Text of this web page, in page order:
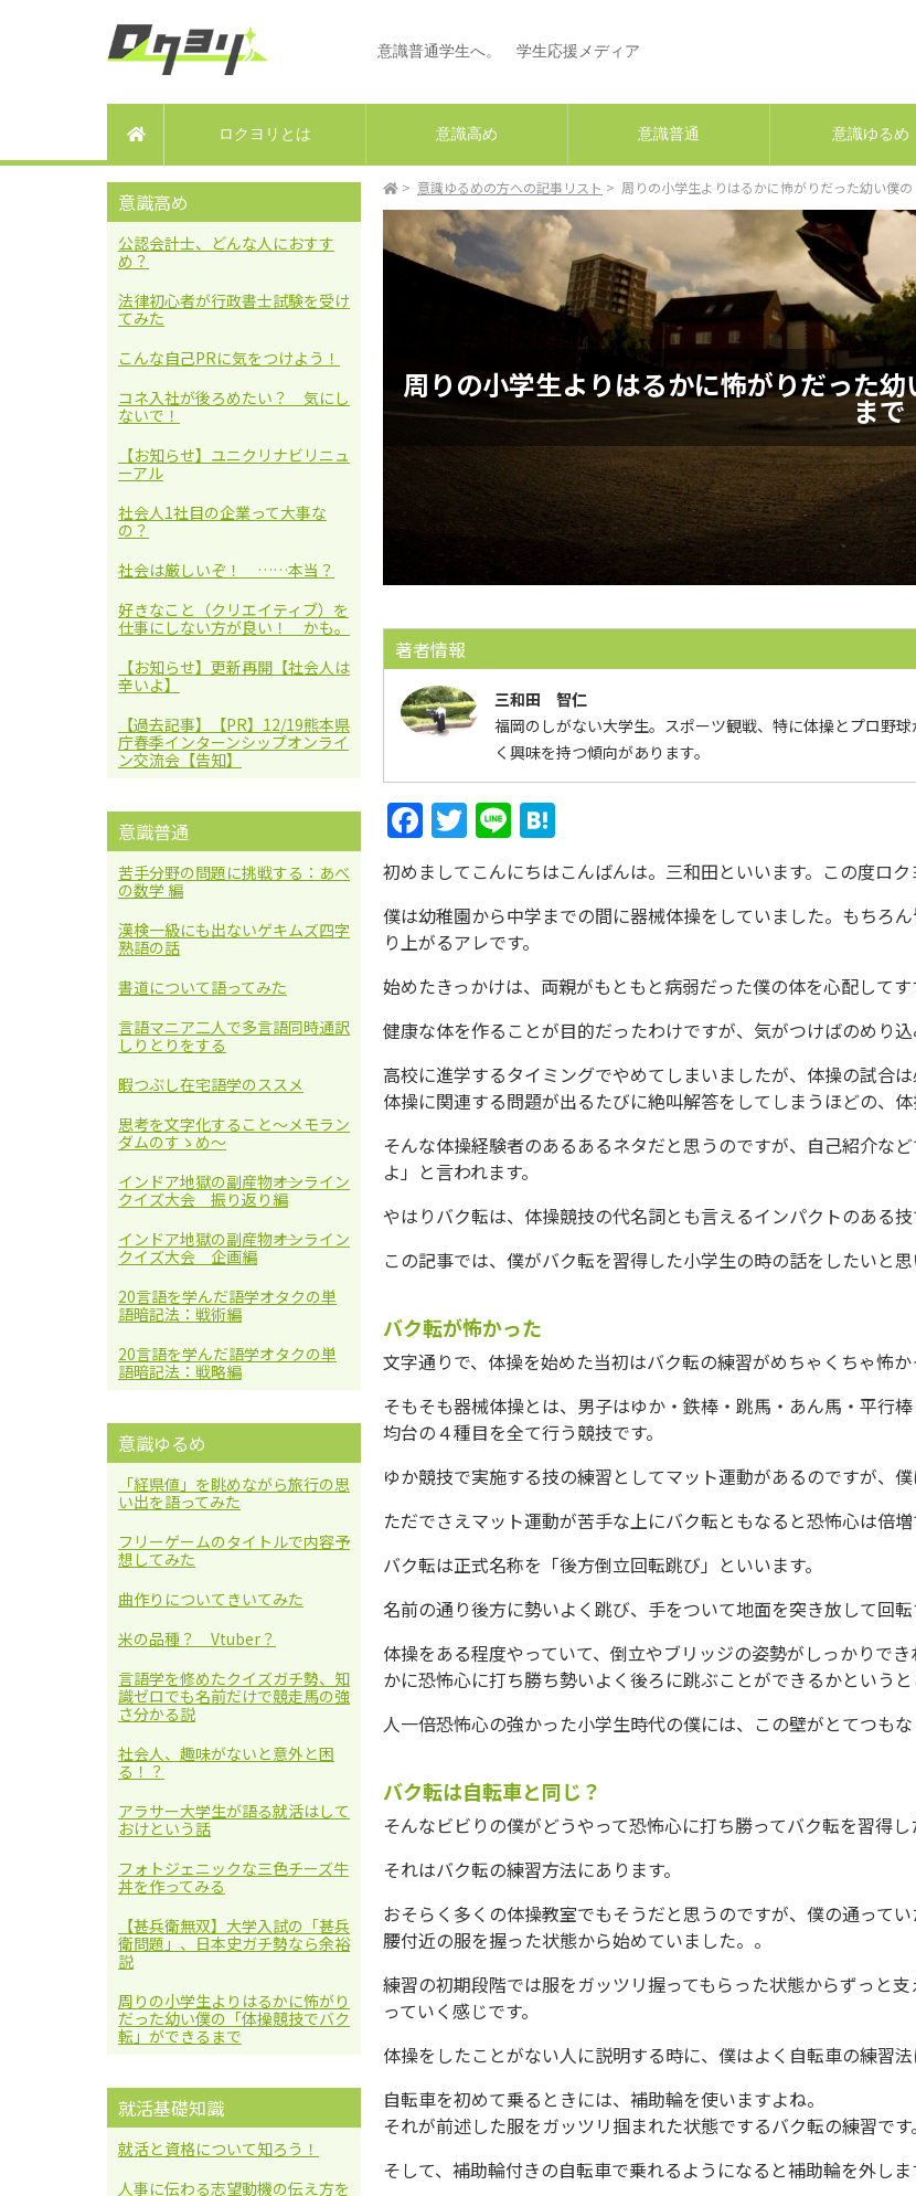
意識普通学生へ。 学生応援メディア
ロクヨリとは 意識高め 意識普通 意識ゆるめ
意識ゆるめの方への記事リスト 周りの小学生よりはるかに怖がりだった幼い僕
周りの小学生よりはるかに怖がりだった
まで
著者情報
三和田 智仁
福岡のしがない大学生。スポーツ観戦、特に体操とプロ野
く興味を持つ傾向があります。
Face
Twit
Line
初めましてこんにちはこんばんは。三和田といいます。この度ロ
僕は幼稚園から中学までの間に器械体操をしていました。もち
り上がるアレです。
始めたきっかけは、両親がもともと病弱だった僕の体を心配してす
健康な体を作ることが目的だったわけですが、気がつけばのめり込
高校に進学するタイミングでやめてしまいましたが、体操の試合
体操に関連する問題が出るたびに絶叫解答をしてしまうほどの、体
そんな体操経験者のあるあるネタだと思うのですが、自己紹介な
よ」と言われます。
やはりバク転は、体操競技の代名詞とも言えるインパクトのある
この記事では、僕がバク転を習得した小学生の時の話をしたいと思
バク転が怖かった
文字通りで、体操を始めた当初はバク転の練習がめちゃくちゃ怖か
そもそも器械体操とは、男子はゆか・鉄棒・跳馬・あん馬・平行
均台の４種目を全て行う競技です。
ゆか競技で実施する技の練習としてマット運動があるのですが、
ただでさえマット運動が苦手な上にバク転ともなると恐怖心は倍増
バク転は正式名称を「後方倒立回転跳び」といいます。
名前の通り後方に勢いよく跳び、手をついて地面を突き放して回転
体操をある程度やっていて、倒立やブリッジの姿勢がしっかりで
かに恐怖心に打ち勝ち勢いよく後ろに跳ぶことができるかというと
人一倍恐怖心の強かった小学生時代の僕には、この壁がとてつもな
バク転は自転車と同じ？
そんなビビりの僕がどうやって恐怖心に打ち勝ってバク転を習得し
それはバク転の練習方法にあります。
おそらく多くの体操教室でもそうだと思うのですが、僕の通って
腰付近の服を握った状態から始めていました。。
練習の初期段階では服をガッツリ握ってもらった状態からずっと
っていく感じです。
体操をしたことがない人に説明する時に、僕はよく自転車の練習法
自転車を初めて乗るときには、補助輪を使いますよね。
それが前述した服をガッツリ掴まれた状態でするバク転の練習です。
そして、補助輪付きの自転車で乗れるようになると補助輪を外しま
意識高め
公認会計士、どんな人におすす
め？
法律初心者が行政書士試験を受け
てみた
こんな自己PRに気をつけよう！
コネ入社が後ろめたい？ 気にし
ないで！
【お知らせ】ユニクリナビリニュ
ーアル
社会人1社目の企業って大事な
の？
社会は厳しいぞ！ ……本当？
好きなこと（クリエイティブ）を
仕事にしない方が良い！ かも。
【お知らせ】更新再開【社会人は
辛いよ】
【過去記事】【PR】12/19熊本県
庁春季インターンシップオンライ
ン交流会【告知】
意識普通
苦手分野の問題に挑戦する：あべ
の数学 編
漢検一級にも出ないゲキムズ四字
熟語の話
書道について語ってみた
言語マニア二人で多言語同時通訳
しりとりをする
暇つぶし在宅語学のススメ
思考を文字化すること〜メモラン
ダムのすゝめ〜
インドア地獄の副産物――オンライン
クイズ大会 振り返り編
インドア地獄の副産物――オンライン
クイズ大会 企画編
20言語を学んだ語学オタクの単
語暗記法：戦術編
20言語を学んだ語学オタクの単
語暗記法：戦略編
意識ゆるめ
「経県値」を眺めながら旅行の思
い出を語ってみた
フリーゲームのタイトルで内容予
想してみた
曲作りについてきいてみた
米の品種？ Vtuber？
言語学を修めたクイズガチ勢、知
識ゼロでも名前だけで競走馬の強
さ分かる説
社会人、趣味がないと意外と困
る！？
アラサー大学生が語る就活はして
おけという話
フォトジェニックな三色チーズ牛
丼を作ってみる
【甚兵衛無双】大学入試の「甚兵
衛問題」、日本史ガチ勢なら余裕
説
周りの小学生よりはるかに怖がり
だった幼い僕の「体操競技でバク
転」ができるまで
就活基礎知識
就活と資格について知ろう！
人事に伝わる志望動機の伝え方を